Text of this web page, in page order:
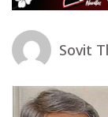
Sovit